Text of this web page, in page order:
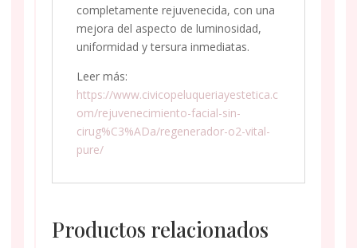
completamente rejuvenecida, con una
mejora del aspecto de luminosidad,
uniformidad y tersura inmediatas.
Leer más:
https://www.civicopeluqueriayestetica.c
om/rejuvenecimiento-facial-sin-
cirug%C3%ADa/regenerador-o2-vital-
pure/
Productos relacionados